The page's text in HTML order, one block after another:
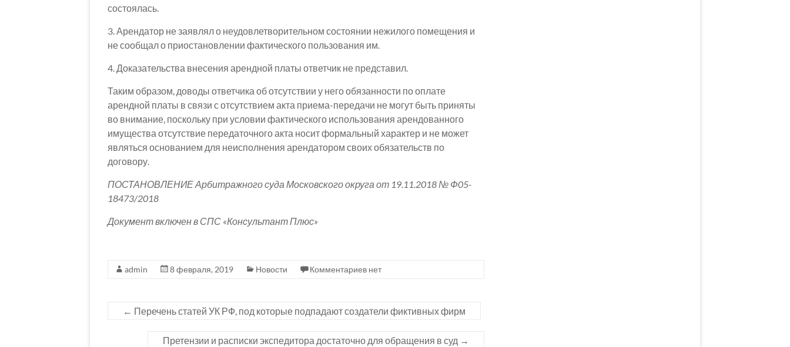
состоялась.
3. Арендатор не заявлял о неудовлетворительном состоянии нежилого помещения и
не сообщал о приостановлении фактического пользования им.
4. Доказательства внесения арендной платы ответчик не представил.
Таким образом, доводы ответчика об отсутствии у него обязанности по оплате
арендной платы в связи с отсутствием акта приема-передачи не могут быть приняты
во внимание, поскольку при условии фактического использования арендованного
имущества отсутствие передаточного акта носит формальный характер и не может
являться основанием для неисполнения арендатором своих обязательств по
договору.
ПОСТАНОВЛЕНИЕ Арбитражного суда Московского округа от 19.11.2018 № Ф05-
18473/2018
Документ включен в СПС «Консультант Плюс»
admin 8 февраля, 2019 Новости Комментариев нет
← Перечень статей УК РФ, под которые подпадают создатели фиктивных фирм
Претензии и расписки экспедитора достаточно для обращения в суд →